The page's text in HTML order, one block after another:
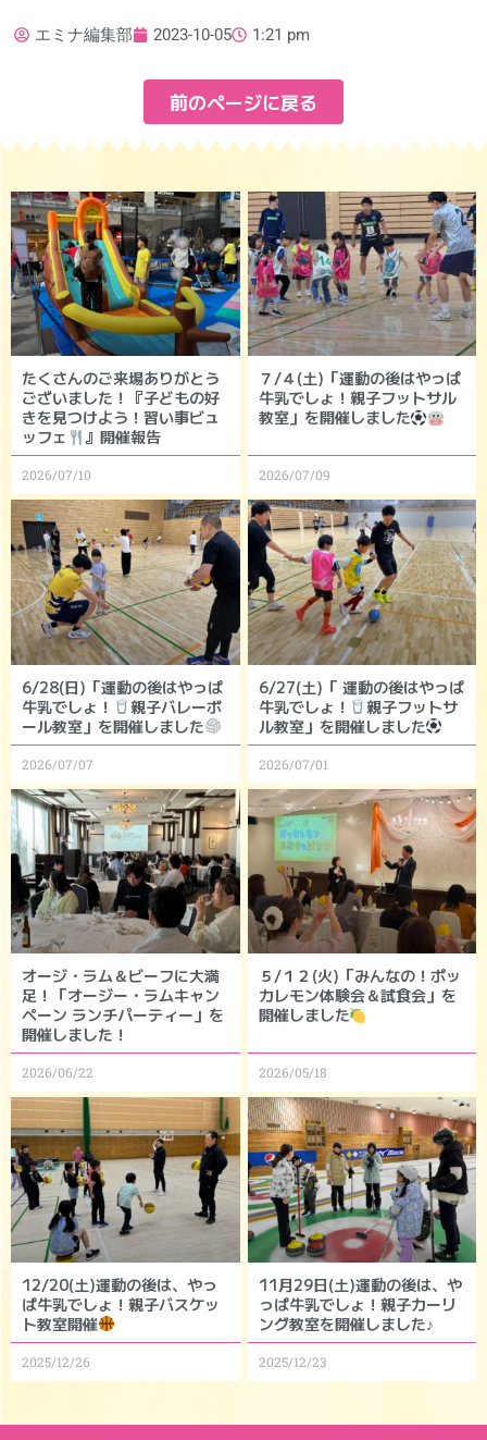
エミナ編集部 2023-10-05 1:21 pm
前のページに戻る
たくさんのご来場ありがとう
ございました！『子どもの好
きを見つけよう！習い事ビュ
ッフェ
』開催報告
2026/07/10
７/４(土)「運動の後はやっぱ
牛乳でしょ！親子フットサル
教室」を開催しました
2026/07/09
6/28(日)「運動の後はやっぱ
牛乳でしょ！
親子バレーボ
ール教室」を開催しました
2026/07/07
6/27(土)「 運動の後はやっぱ
牛乳でしょ！
親子フットサ
ル教室」を開催しました
2026/07/01
オージ・ラム＆ビーフに大満
足！「オージー・ラムキャン
ペーン ランチパーティー」を
開催しました！
2026/06/22
５/１２(火)「みんなの！ポッ
カレモン体験会＆試食会」を
開催しました
2026/05/18
12/20(土)運動の後は、やっ
ぱ牛乳でしょ！親子バスケッ
ト教室開催
2025/12/26
11月29日(土)運動の後は、や
っぱ牛乳でしょ！親子カーリ
ング教室を開催しました♪
2025/12/23